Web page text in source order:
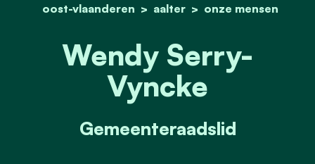
home
oost-vlaanderen aalter onze mensen
wendy serry-vyncke
Wendy Serry-
Vyncke
Gemeenteraadslid